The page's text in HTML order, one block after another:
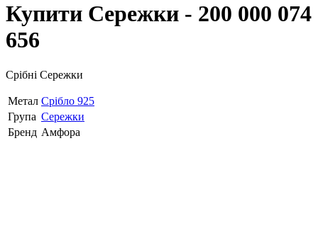
Купити Сережки - 200 000 074
656
Срібні Сережки
Метал Срібло 925
Група Сережки
Бренд Амфора